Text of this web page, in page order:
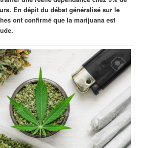
En dépit du débat généralisé sur le
ont confirmé que la marijuana est